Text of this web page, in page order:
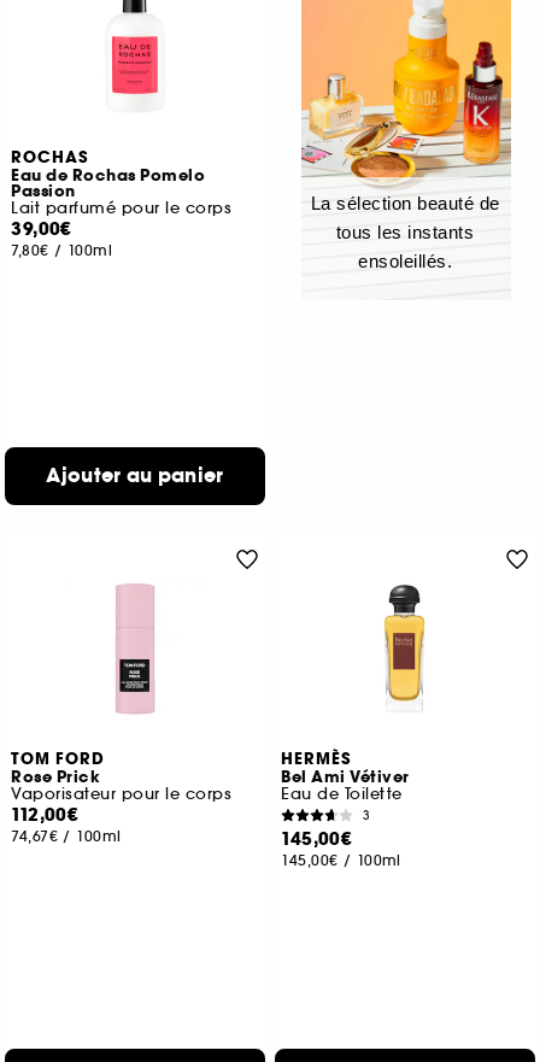
ROCHAS
Eau de Rochas Pomelo
Passion
Lait parfumé pour le corps
39,00€
7,80€ / 100ml
Ajouter au panier
La sélection beauté de
tous les instants
ensoleillés.
TOM FORD
Rose Prick
Vaporisateur pour le corps
112,00€
74,67€ / 100ml
HERMÈS
Bel Ami Vétiver
Eau de Toilette
3
145,00€
145,00€ / 100ml